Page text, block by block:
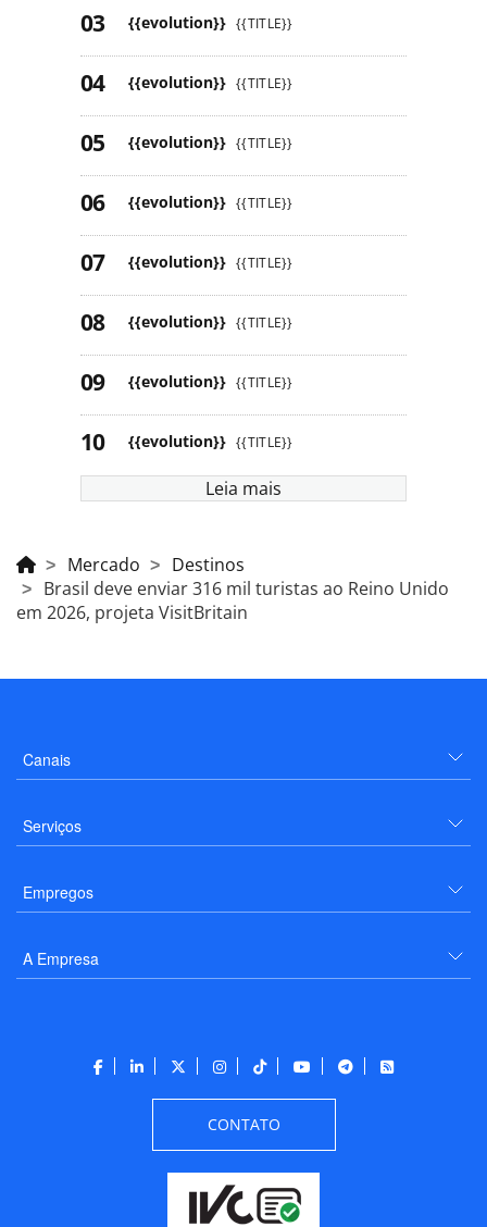
{{evolution}} {{TITLE}}
{{evolution}} {{TITLE}}
{{evolution}} {{TITLE}}
{{evolution}} {{TITLE}}
{{evolution}} {{TITLE}}
{{evolution}} {{TITLE}}
{{evolution}} {{TITLE}}
{{evolution}} {{TITLE}}
Leia mais
Mercado
Destinos
Brasil deve enviar 316 mil turistas ao Reino Unido
em 2026, projeta VisitBritain
Canais
Serviços
Empregos
A Empresa
CONTATO